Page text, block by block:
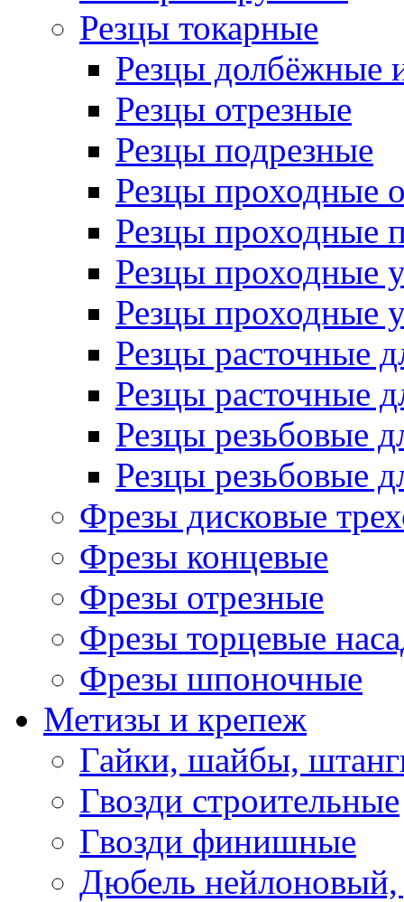
Резцы токарные
Резцы долбёжные
Резцы отрезные
Резцы подрезные
Резцы проходные
Резцы проходные
Резцы проходные
Резцы проходные
Резцы расточные
Резцы расточные
Резцы резьбовые
Резцы резьбовые
Фрезы дисковые
Фрезы концевые
Фрезы отрезные
Фрезы торцевые
Фрезы шпоночные
Метизы и крепеж
Гайки, шайбы,
Гвозди строительные
Гвозди финишные
Дюбель нейлоновый,